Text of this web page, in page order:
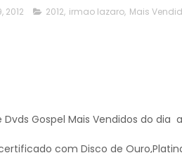
2012 2012, irmao lazaro, Mais
Dvds Gospel Mais Vendidos do dia
com Disco de